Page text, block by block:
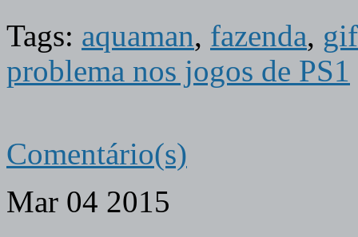
Tags: aquaman, fazenda,
problema nos jogos de PS1
Comentário(s)
Mar 04 2015